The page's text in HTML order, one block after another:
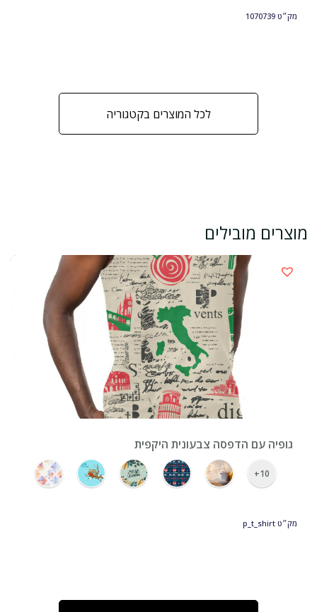
מק״ט1070739
לכל המוצרים בקטגוריה
מוצרים מובילים
גופיה עם הדפסה צבעונית היקפית
10+
מק״טp_t_shirt